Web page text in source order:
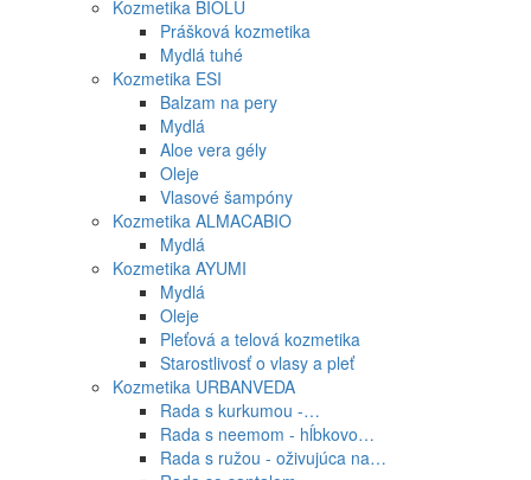
Kozmetika BIOLÚ
Prášková kozmetika
Mydlá tuhé
Kozmetika ESI
Balzam na pery
Mydlá
Aloe vera gély
Oleje
Vlasové šampóny
Kozmetika ALMACABIO
Mydlá
Kozmetika AYUMI
Mydlá
Oleje
Pleťová a telová kozmetika
Starostlivosť o vlasy a pleť
Kozmetika URBANVEDA
Rada s kurkumou -…
Rada s neemom - hĺbkovo…
Rada s ružou - oživujúca na…